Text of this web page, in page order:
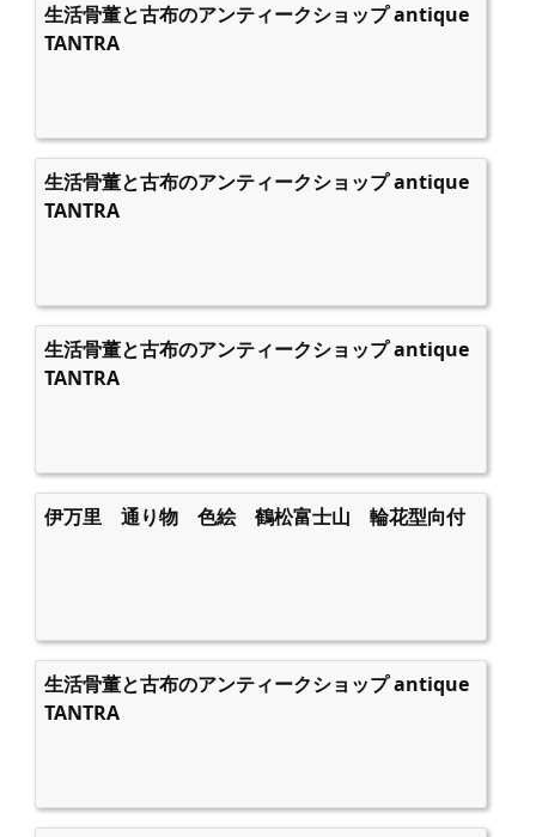
生活骨董と古布のアンティークショップ antique
TANTRA
生活骨董と古布のアンティークショップ antique
TANTRA
生活骨董と古布のアンティークショップ antique
TANTRA
伊万里 通り物 色絵 鶴松富士山 輪花型向付
生活骨董と古布のアンティークショップ antique
TANTRA